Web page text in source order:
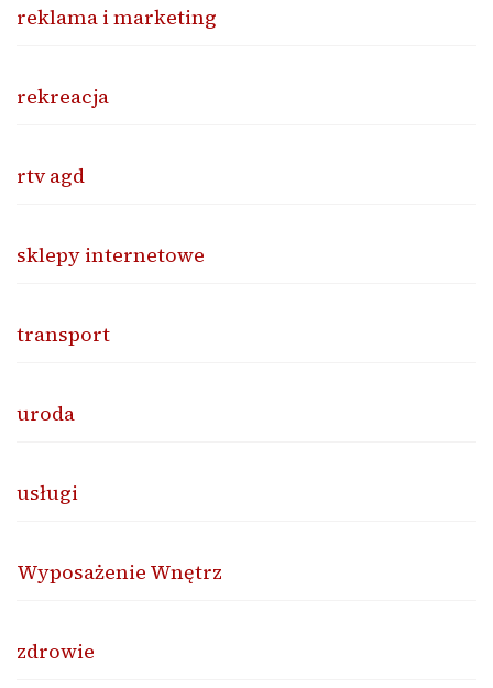
reklama i marketing
rekreacja
rtv agd
sklepy internetowe
transport
uroda
usługi
Wyposażenie Wnętrz
zdrowie